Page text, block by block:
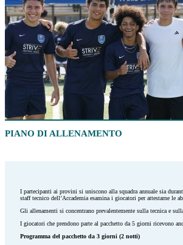
PIANO DI ALLENAMENTO
I partecipanti ai provini si uniscono alla squadra annuale sia
staff tecnico dell’Accademia esamina i giocatori per attestarne le
Gli allenamenti si concentrano prevalentemente sulla tecnica e
I giocatori che prendono parte al pacchetto da 5 giorni ricevono
Programma del pacchetto da 3 giorni (2 notti)